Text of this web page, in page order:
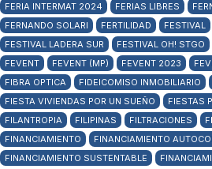
FERIA INTERMAT 2024
FERIAS LIBRES
FERNANDO SOLARI
FERTILIDAD FESTIVAL
FESTIVAL LADERA SUR
FESTIVAL OH! STGO
FEVENT
FEVENT (MP) FEVENT 2023
FIBRA OPTICA
FIDEICOMISO INMOBILIARIO
FIESTA VIVIENDAS POR UN SUEÑO
FIESTAS
FILANTROPIA
FILIPINAS FILTRACIONES
FINANCIAMIENTO
FINANCIAMIENTO
FINANCIAMIENTO SUSTENTABLE